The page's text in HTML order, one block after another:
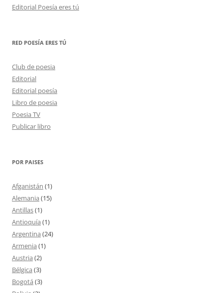
Editorial Poesía eres tú
RED POESÍA ERES TÚ
Club de poesia
Editorial
Editorial poesía
Libro de poesia
Poesia TV
Publicar libro
POR PAISES
Afganistán (1)
Alemania (15)
Antillas(1)
Antioquía (1)
Argentina (24)
Armenia (1)
Austria (2)
Bélgica (3)
Bogotá (3)